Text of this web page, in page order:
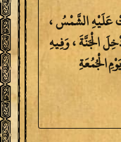
عَلَيْهِ الشَّمْسُ ،
الْجَنَّةَ ، وَفِيهِ
الْجُمُعَةِ